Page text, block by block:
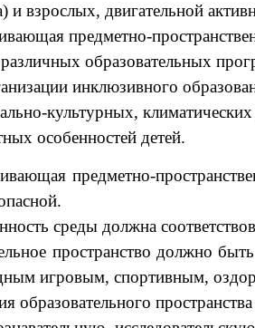
и взрослых, двигательной
предметно-
образовательных
инклюзивного
культурных,
особенностей детей.
предметно-
среды должна
пространство должно
игровым, спортивным,
образовательного